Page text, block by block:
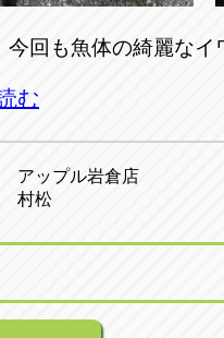
今回も魚体の綺麗なイ
む
アップル岩倉店
村松